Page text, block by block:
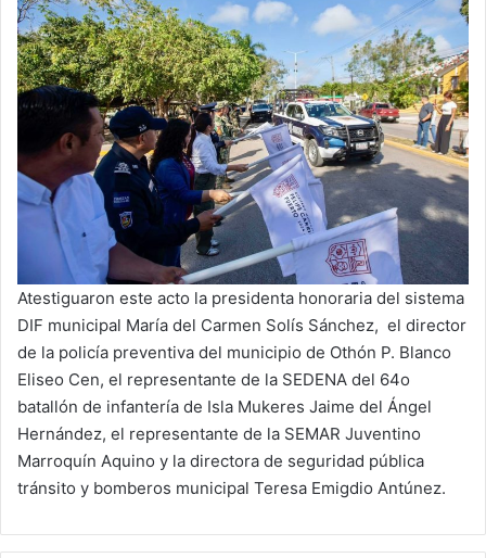
Atestiguaron este acto la presidenta honoraria del sistema
DIF municipal María del Carmen Solís Sánchez, el director
de la policía preventiva del municipio de Othón P. Blanco
Eliseo Cen, el representante de la SEDENA del 64o
batallón de infantería de Isla Mukeres Jaime del Ángel
Hernández, el representante de la SEMAR Juventino
Marroquín Aquino y la directora de seguridad pública
tránsito y bomberos municipal Teresa Emigdio Antúnez.